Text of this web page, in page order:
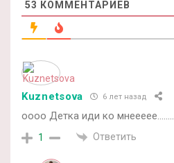
53 КОММЕНТАРИЕВ
Kuznetsova 6 лет назад
оооо Детка иди ко мнеееее……..
1 Ответить